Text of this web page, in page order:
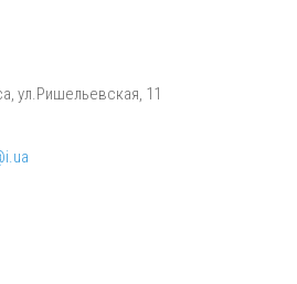
ул.Ришельевская, 11